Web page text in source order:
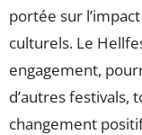
portée sur
culturels. Le
engagement,
d’autres festivals,
changement